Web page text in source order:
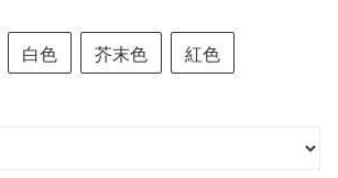
白色 芥末色 紅色